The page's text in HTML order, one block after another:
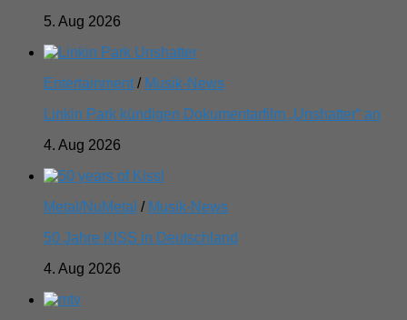
5. Aug 2026
Entertainment / Musik-News
Linkin Park kündigen Dokumentarfilm „Unshatter“ an
4. Aug 2026
Metal/NuMetal / Musik-News
50 Jahre KISS in Deutschland
4. Aug 2026